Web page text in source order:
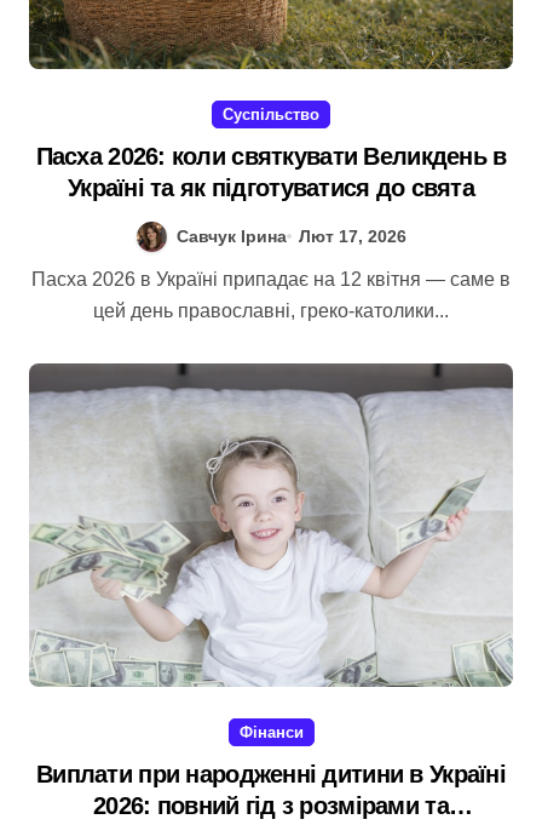
Суспільство
Пасха 2026: коли святкувати Великдень в
Україні та як підготуватися до свята
Савчук Ірина Лют 17, 2026
Пасха 2026 в Україні припадає на 12 квітня — саме в
цей день православні, греко-католики...
Фінанси
Виплати при народженні дитини в Україні
2026: повний гід з розмірами та